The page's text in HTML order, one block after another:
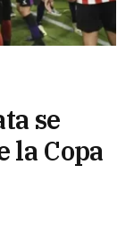
se
la Copa